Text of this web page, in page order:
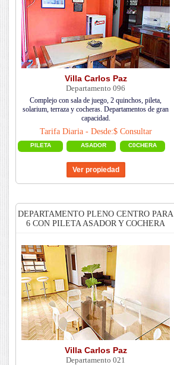
Villa Carlos Paz
Departamento 096
Complejo con sala de juego, 2 quinchos, pileta,
solarium, terraza y cocheras. Departamentos de gran
capacidad.
Tarifa Diaria - Desde:$ Consultar
PILETA ASADOR C0CHERA
DEPARTAMENTO PLENO CENTRO PARA
6 CON PILETA ASADOR Y COCHERA
Villa Carlos Paz
Departamento 021